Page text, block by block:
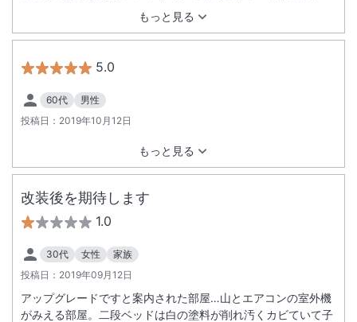
もっと見る
をいただき、チョコのドームからハートのケーキが現れたとき
は、感動的でした。 娘夫婦に喜んでもらえて、良かったです。
ありがとうございました。
5.0
60代
男性
投稿日： 2019年10月12日
もっと見る
改装後を期待します
1.0
30代 女性
家族
投稿日： 2019年09月12日
アップグレードですと案内された部屋…山とエアコンの室外機
がみえる部屋。二段ベッドは白の塗料が削れ汚くカビていて子